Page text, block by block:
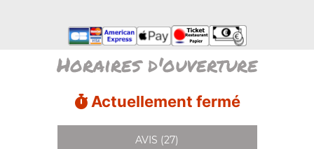
Horaires d'ouverture
Actuellement fermé
AVIS (27)